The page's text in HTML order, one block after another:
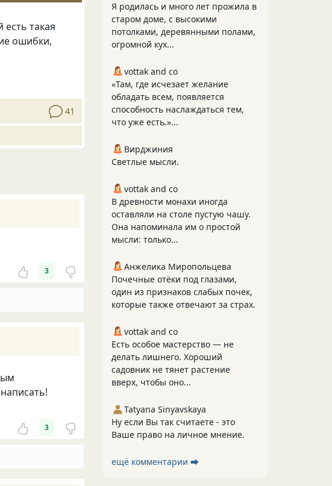
такая
ошибки,
41
3
3
Я родилась и много лет прожила в
старом доме, с высокими
потолками, деревянными полами,
огромной кух...
vottak and co
«Там, где исчезает желание
обладать всем, появляется
способность наслаждаться тем,
что уже есть.»...
Вирджиния
Светлые мысли.
vottak and co
В древности монахи иногда
оставляли на столе пустую чашу.
Она напоминала им о простой
мысли: только...
Анжелика Миропольцева
Почечные отёки под глазами,
один из признаков слабых почек,
которые также отвечают за страх.
vottak and co
Есть особое мастерство — не
делать лишнего. Хороший
садовник не тянет растение
вверх, чтобы оно...
Tatyana Sinyavskaya
Ну если Вы так считаете - это
Ваше право на личное мнение.
ещё комментарии ⮕